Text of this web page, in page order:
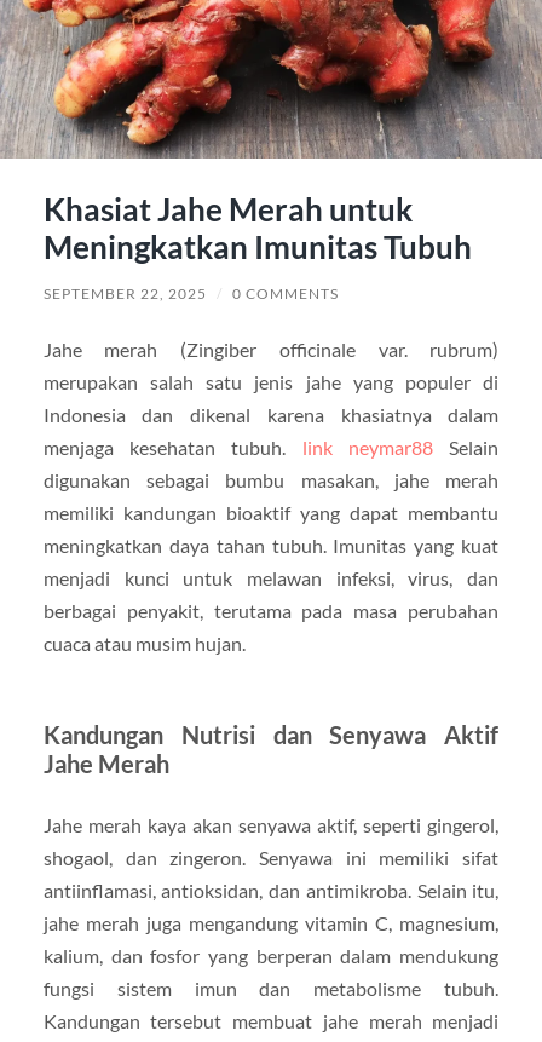
Khasiat Jahe Merah untuk
Meningkatkan Imunitas Tubuh
SEPTEMBER 22, 2025 / 0 COMMENTS
Jahe merah (Zingiber officinale var. rubrum)
merupakan salah satu jenis jahe yang populer di
Indonesia dan dikenal karena khasiatnya dalam
menjaga kesehatan tubuh. link neymar88Selain
digunakan sebagai bumbu masakan, jahe merah
memiliki kandungan bioaktif yang dapat membantu
meningkatkan daya tahan tubuh. Imunitas yang kuat
menjadi kunci untuk melawan infeksi, virus, dan
berbagai penyakit, terutama pada masa perubahan
cuaca atau musim hujan.
Kandungan Nutrisi dan Senyawa Aktif
Jahe Merah
Jahe merah kaya akan senyawa aktif, seperti gingerol,
shogaol, dan zingeron. Senyawa ini memiliki sifat
antiinflamasi, antioksidan, dan antimikroba. Selain itu,
jahe merah juga mengandung vitamin C, magnesium,
kalium, dan fosfor yang berperan dalam mendukung
fungsi sistem imun dan metabolisme tubuh.
Kandungan tersebut membuat jahe merah menjadi